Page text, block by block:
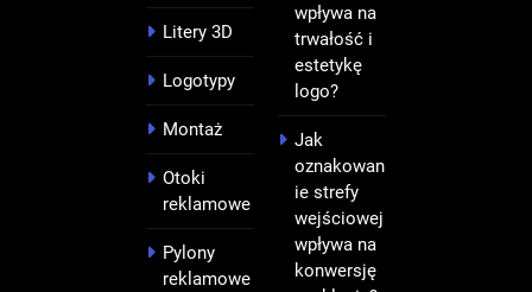
Litery 3D
Logotypy
Montaż
Otoki
reklamowe
Pylony
reklamowe
wpływa na
trwałość i
estetykę
logo?
Jak
oznakowan
ie strefy
wejściowej
wpływa na
konwersję